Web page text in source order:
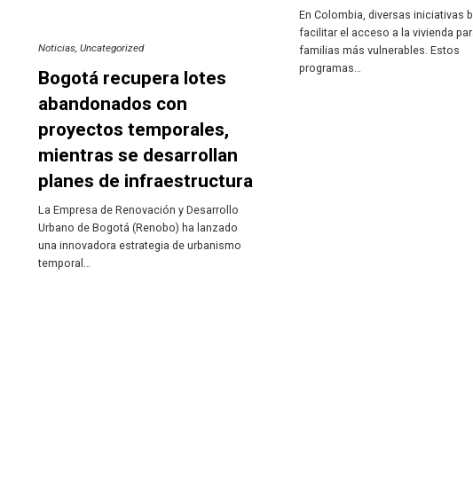
Noticias Uncategorized
Bogotá recupera lotes
abandonados con
proyectos temporales,
mientras se desarrollan
planes de infraestructura
La Empresa de Renovación y Desarrollo
Urbano de Bogotá (Renobo) ha lanzado
una innovadora estrategia de urbanismo
temporal…
En Colombia, diversas iniciativas
facilitar el acceso a la vivienda
familias más vulnerables. Estos
programas…